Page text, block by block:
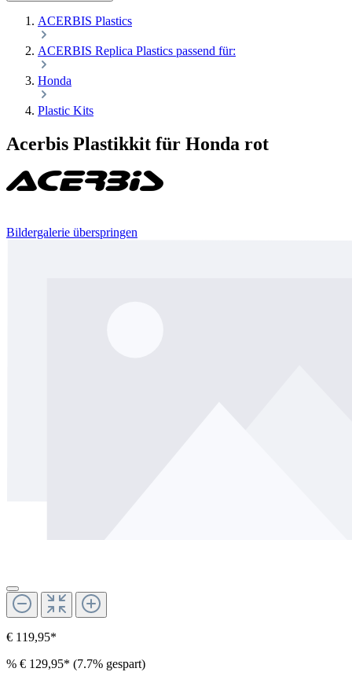
ACERBIS Plastics
ACERBIS Replica Plastics passend für:
Honda
Plastic Kits
Acerbis Plastikkit für Honda rot
Bildergalerie überspringen
€ 119,95*
% € 129,95* (7.7% gespart)